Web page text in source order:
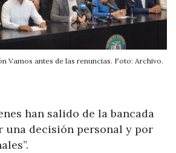
Vamos antes de las renuncias. Foto: Archivo.
han salido de la bancada
una decisión personal y por